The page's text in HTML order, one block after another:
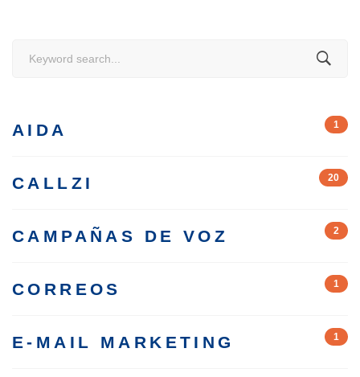
Search
AIDA 1
CALLZI 20
CAMPAÑAS DE VOZ 2
CORREOS 1
E-MAIL MARKETING 1